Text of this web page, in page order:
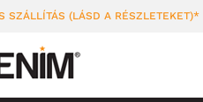
SZÁLLÍTÁS (LÁSD A RÉSZLETEKET)*